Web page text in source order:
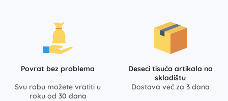
Povrat bez problema
Svu robu možete vratiti u
roku od 30 dana
Deseci tisuća artikala na
skladištu
Dostava već za 3 dana